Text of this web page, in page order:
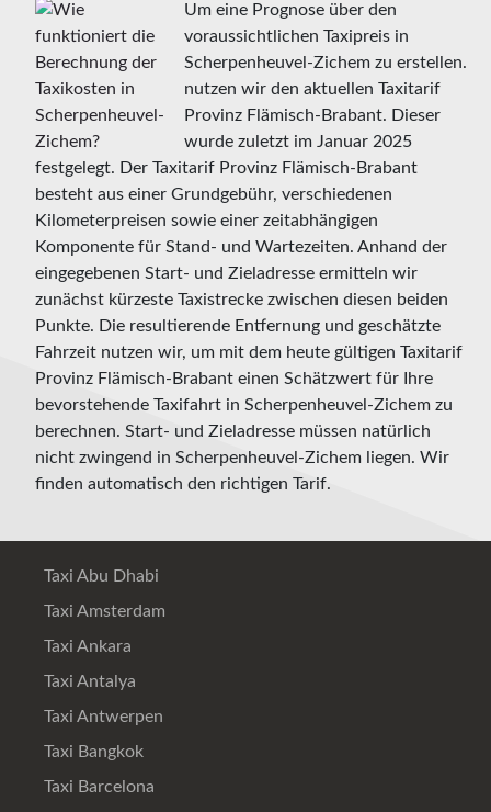
Um eine Prognose über den
voraussichtlichen Taxipreis in
Scherpenheuvel-Zichem zu erstellen.
nutzen wir den aktuellen Taxitarif
Provinz Flämisch-Brabant. Dieser
wurde zuletzt im Januar 2025
festgelegt. Der Taxitarif Provinz Flämisch-Brabant
besteht aus einer Grundgebühr, verschiedenen
Kilometerpreisen sowie einer zeitabhängigen
Komponente für Stand- und Wartezeiten. Anhand der
eingegebenen Start- und Zieladresse ermitteln wir
zunächst kürzeste Taxistrecke zwischen diesen beiden
Punkte. Die resultierende Entfernung und geschätzte
Fahrzeit nutzen wir, um mit dem heute gültigen Taxitarif
Provinz Flämisch-Brabant einen Schätzwert für Ihre
bevorstehende Taxifahrt in Scherpenheuvel-Zichem zu
berechnen. Start- und Zieladresse müssen natürlich
nicht zwingend in Scherpenheuvel-Zichem liegen. Wir
finden automatisch den richtigen Tarif.
Taxi Abu Dhabi
Taxi Amsterdam
Taxi Ankara
Taxi Antalya
Taxi Antwerpen
Taxi Bangkok
Taxi Barcelona